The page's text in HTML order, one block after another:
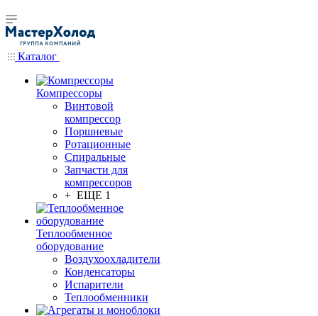
Каталог
Компрессоры
Винтовой
компрессор
Поршневые
Ротационные
Спиральные
Запчасти для
компрессоров
+ ЕЩЕ 1
Теплообменное
оборудование
Воздухоохладители
Конденсаторы
Испарители
Теплообменники